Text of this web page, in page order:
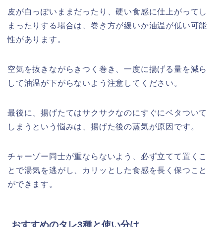
皮が白っぽいままだったり、硬い食感に仕上がってし
まったりする場合は、巻き方が緩いか油温が低い可能
性があります。
空気を抜きながらきつく巻き、一度に揚げる量を減ら
して油温が下がらないよう注意してください。
最後に、揚げたてはサクサクなのにすぐにベタついて
しまうという悩みは、揚げた後の蒸気が原因です。
チャーゾー同士が重ならないよう、必ず立てて置くこ
とで湯気を逃がし、カリッとした食感を長く保つこと
ができます。